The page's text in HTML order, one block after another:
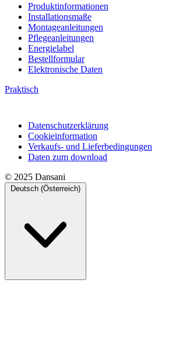
Produktinformationen
Installationsmaße
Montageanleitungen
Pflegeanleitungen
Energielabel
Bestellformular
Elektronische Daten
Praktisch
Datenschutzerklärung
Cookieinformation
Verkaufs- und Lieferbedingungen
Daten zum download
© 2025 Dansani
Deutsch (Österreich)